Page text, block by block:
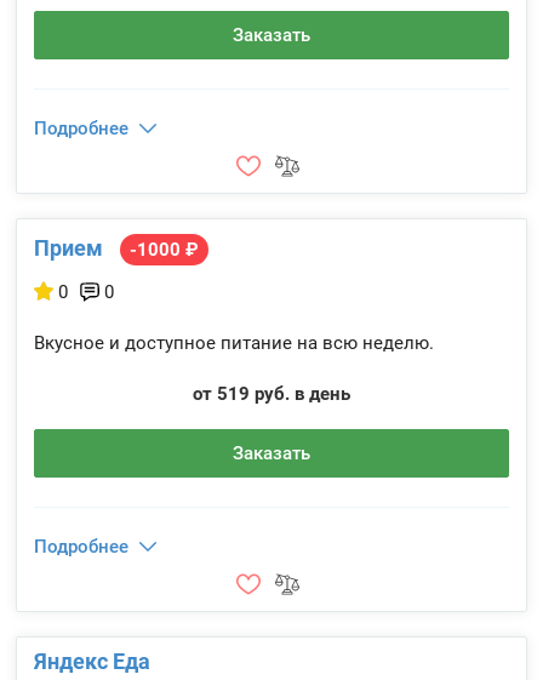
Заказать
Подробнее
Прием
-1000 ₽
0
0
Вкусное и доступное питание на всю неделю.
от 519 руб. в день
Заказать
Подробнее
Яндекс Еда